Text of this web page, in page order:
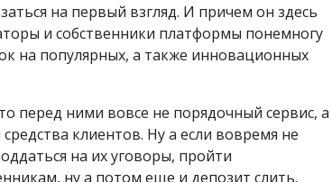
на первый взгляд. И причем он здесь
и собственники платформы понемногу
на популярных, а также инновационных
перед ними вовсе не порядочный сервис, а
клиентов. Ну а если вовремя не
на их уговоры, пройти
ну а потом еще и депозит слить.